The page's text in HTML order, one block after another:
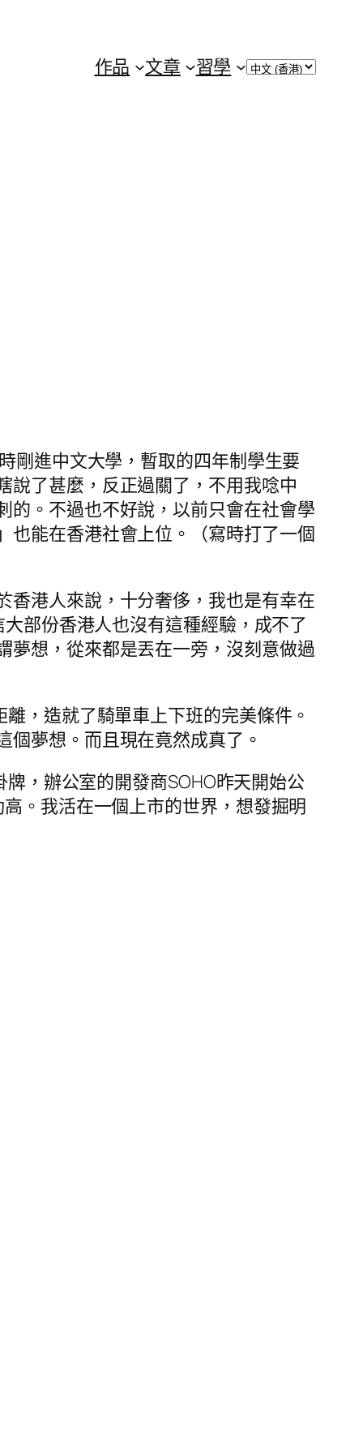
作品 文章 習學
Choose
剛進中文大學，暫取的四年制學生要
說了甚麼，反正過關了，不用我唸中
的。不過也不好說，以前只會在社會學
也能在香港社會上位。（寫時打了一個
香港人來說，十分奢侈，我也是有幸在
部份香港人也沒有這種經驗，成不了
夢想，從來都是丟在一旁，沒刻意做過
，造就了騎單車上下班的完美條件。
夢想。而且現在竟然成真了。
，辦公室的開發商SOHO昨天開始公
。我活在一個上市的世界，想發掘明